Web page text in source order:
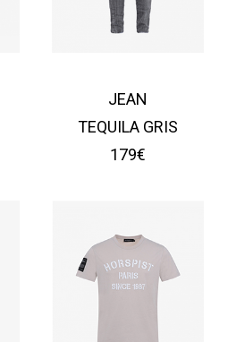
JEAN
TEQUILA GRIS
179€